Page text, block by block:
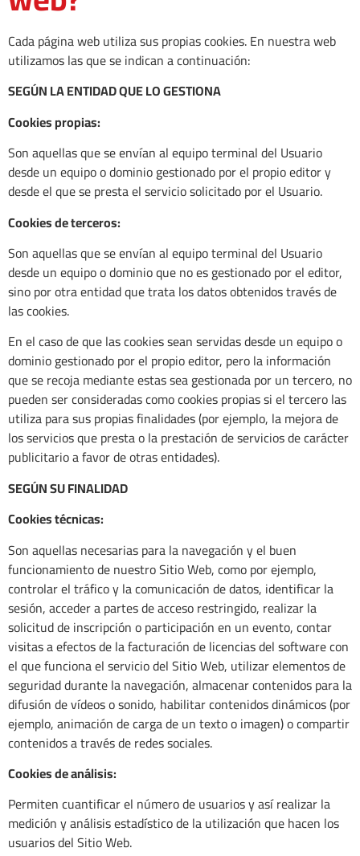
Cada página web utiliza sus propias cookies. En nuestra web
utilizamos las que se indican a continuación:
SEGÚN LA ENTIDAD QUE LO GESTIONA
Cookies propias:
Son aquellas que se envían al equipo terminal del Usuario
desde un equipo o dominio gestionado por el propio editor y
desde el que se presta el servicio solicitado por el Usuario.
Cookies de terceros:
Son aquellas que se envían al equipo terminal del Usuario
desde un equipo o dominio que no es gestionado por el editor,
sino por otra entidad que trata los datos obtenidos través de
las cookies.
En el caso de que las cookies sean servidas desde un equipo o
dominio gestionado por el propio editor, pero la información
que se recoja mediante estas sea gestionada por un tercero, no
pueden ser consideradas como cookies propias si el tercero las
utiliza para sus propias finalidades (por ejemplo, la mejora de
los servicios que presta o la prestación de servicios de carácter
publicitario a favor de otras entidades).
SEGÚN SU FINALIDAD
Cookies técnicas:
Son aquellas necesarias para la navegación y el buen
funcionamiento de nuestro Sitio Web, como por ejemplo,
controlar el tráfico y la comunicación de datos, identificar la
sesión, acceder a partes de acceso restringido, realizar la
solicitud de inscripción o participación en un evento, contar
visitas a efectos de la facturación de licencias del software con
el que funciona el servicio del Sitio Web, utilizar elementos de
seguridad durante la navegación, almacenar contenidos para la
difusión de vídeos o sonido, habilitar contenidos dinámicos (por
ejemplo, animación de carga de un texto o imagen) o compartir
contenidos a través de redes sociales.
Cookies de análisis:
Permiten cuantificar el número de usuarios y así realizar la
medición y análisis estadístico de la utilización que hacen los
usuarios del Sitio Web.